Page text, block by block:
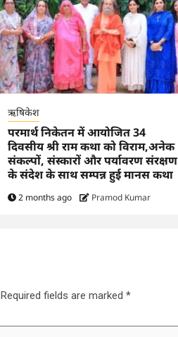
ऋषिकेश
परमार्थ निकेतन में आयोजित 34
दिवसीय श्री राम कथा को विराम,अनेक
संकल्पों, संस्कारों और पर्यावरण संरक्षण
के संदेश के साथ सम्पन्न हुई मानस कथा
2 months ago Pramod Kumar
Required fields are marked *